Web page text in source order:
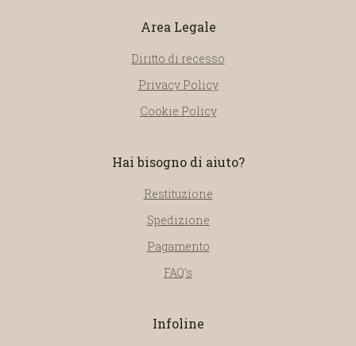
Area Legale
Diritto di recesso
Privacy Policy
Cookie Policy
Hai bisogno di aiuto?
Restituzione
Spedizione
Pagamento
FAQ’s
Infoline